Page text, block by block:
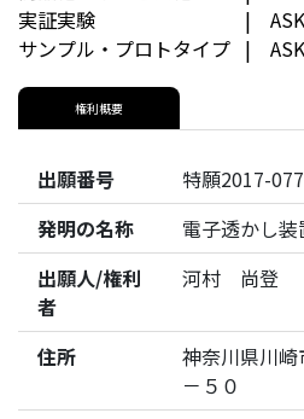
実証実験 | ASK
サンプル・プロトタイプ | ASK
権利概要
出願番号
特願2017-
発明の名称
電子透かし
出願人/権利
者
河村 尚登
住所
神奈川県川
－５０